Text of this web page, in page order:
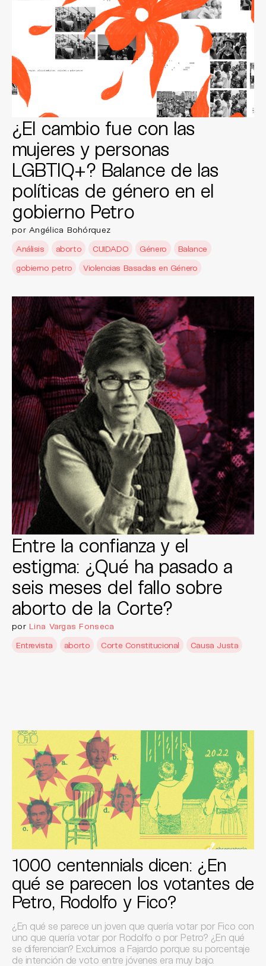
¿El cambio fue con las
mujeres y personas
LGBTIQ+? Balance de las
políticas de género en el
gobierno Petro
por Angélica Bohórquez
Análisis
aborto CUIDADO Género
Balance
gobierno petro
Violencias Basadas en Género
Entre la confianza y el
estigma: ¿Qué ha pasado a
seis meses del fallo sobre
aborto de la Corte?
por Lina Vargas Fonseca
Entrevista
aborto Corte Constitucional Causa Justa
1000 centennials dicen: ¿En
qué se parecen los votantes de
Petro, Rodolfo y Fico?
¿En qué se parece un joven que quería votar por Fico con
uno que quería votar por Rodolfo o por Petro? ¿En qué
se diferencian? Excluimos a Fajardo porque su porcentaje
de intención de voto entre jóvenes era muy bajo.